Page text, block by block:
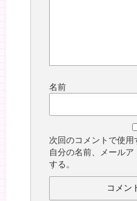
名前
次回のコメントで使
自分の名前、メール
する。